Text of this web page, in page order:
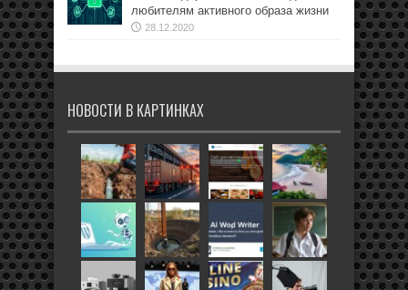
любителям активного образа жизни
28.12.2020
НОВОСТИ В КАРТИНКАХ